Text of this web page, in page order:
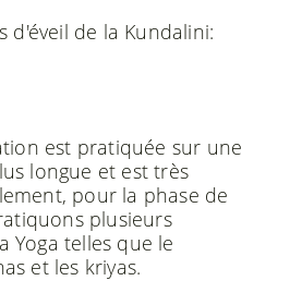
d'éveil de la Kundalini:
est pratiquée sur une
longue et est très
pour la phase de
plusieurs
Yoga telles que le
et les kriyas.